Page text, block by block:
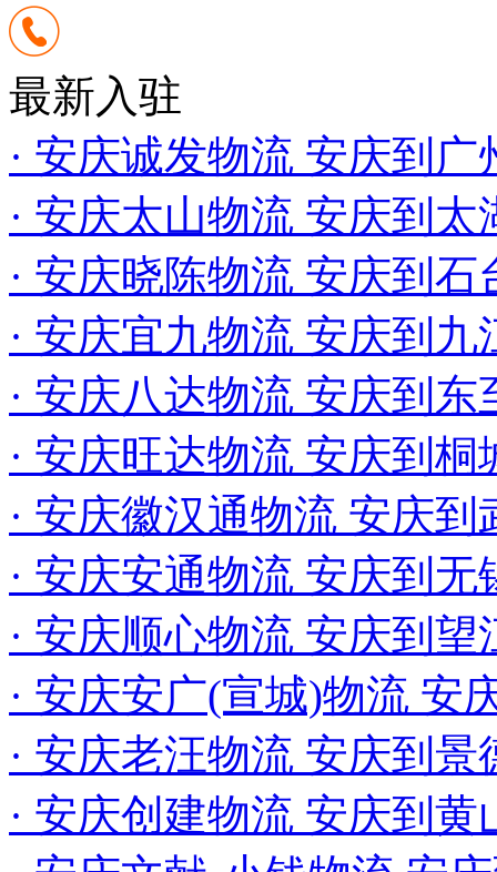
最新入驻
· 安庆诚发物流 安庆到广
· 安庆太山物流 安庆到太
· 安庆晓陈物流 安庆到石
· 安庆宜九物流 安庆到九
· 安庆八达物流 安庆到东
· 安庆旺达物流 安庆到桐
· 安庆徽汉通物流 安庆
· 安庆安通物流 安庆到
· 安庆顺心物流 安庆到
· 安庆安广(宣城)物流 安
· 安庆老汪物流 安庆到
· 安庆创建物流 安庆到黄